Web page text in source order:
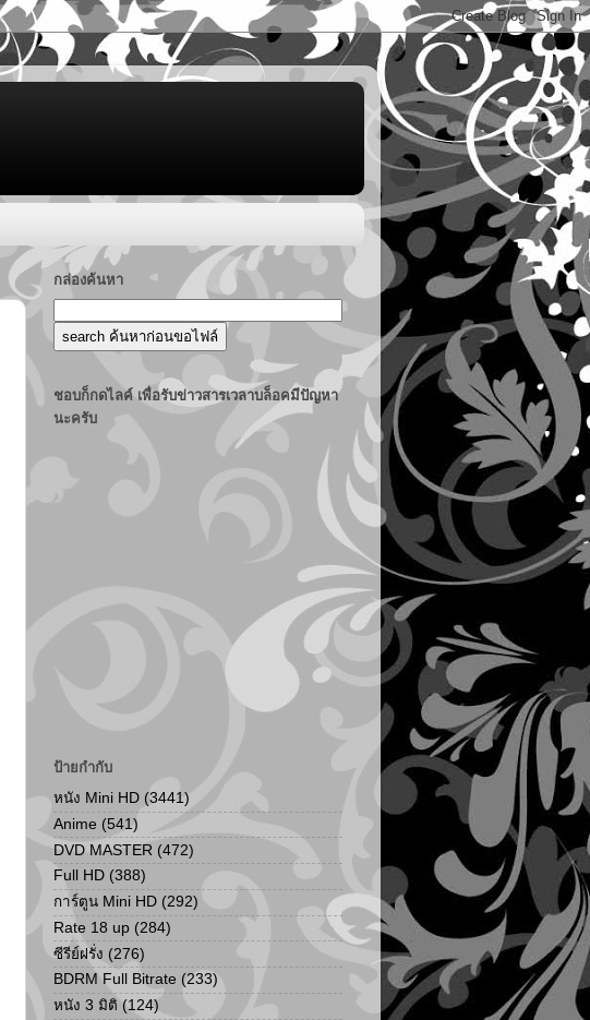
กล่องค้นหา
ชอบก็กดไลค์ เพื่อรับข่าวสารเวลาบล็อคมีปัญหา
นะครับ
ป้ายกำกับ
หนัง Mini HD (3441)
Anime (541)
DVD MASTER (472)
Full HD (388)
การ์ตูน Mini HD (292)
Rate 18 up (284)
ซีรีย์ฝรั่ง (276)
BDRM Full Bitrate (233)
หนัง 3 มิติ (124)